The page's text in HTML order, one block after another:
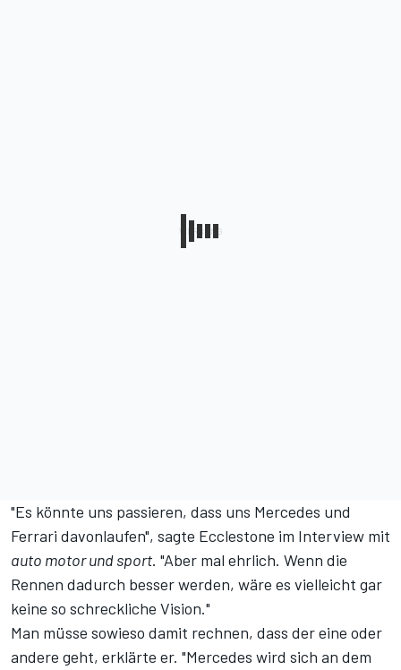
"Es könnte uns passieren, dass uns Mercedes und
Ferrari davonlaufen", sagte Ecclestone im Interview mit
auto motor und sport. "Aber mal ehrlich. Wenn die
Rennen dadurch besser werden, wäre es vielleicht gar
keine so schreckliche Vision."
Man müsse sowieso damit rechnen, dass der eine oder
andere geht, erklärte er. "Mercedes wird sich an dem